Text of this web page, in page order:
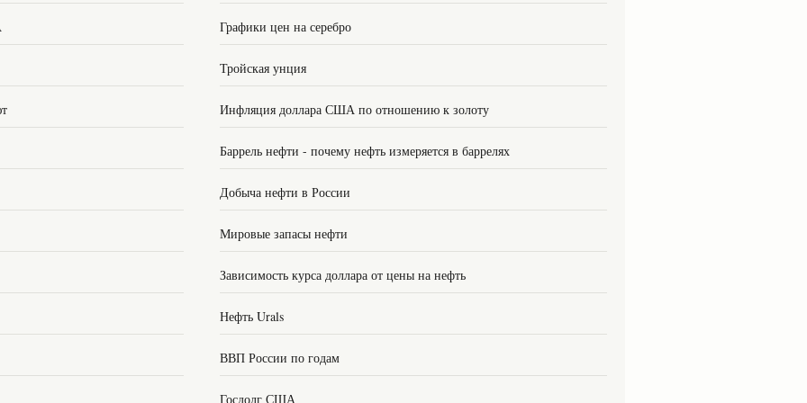
Графики цен на серебро
Тройская унция
Инфляция доллара США по отношению к золоту
Баррель нефти - почему нефть измеряется в баррелях
Добыча нефти в России
Мировые запасы нефти
Зависимость курса доллара от цены на нефть
Нефть Urals
ВВП России по годам
Госдолг США